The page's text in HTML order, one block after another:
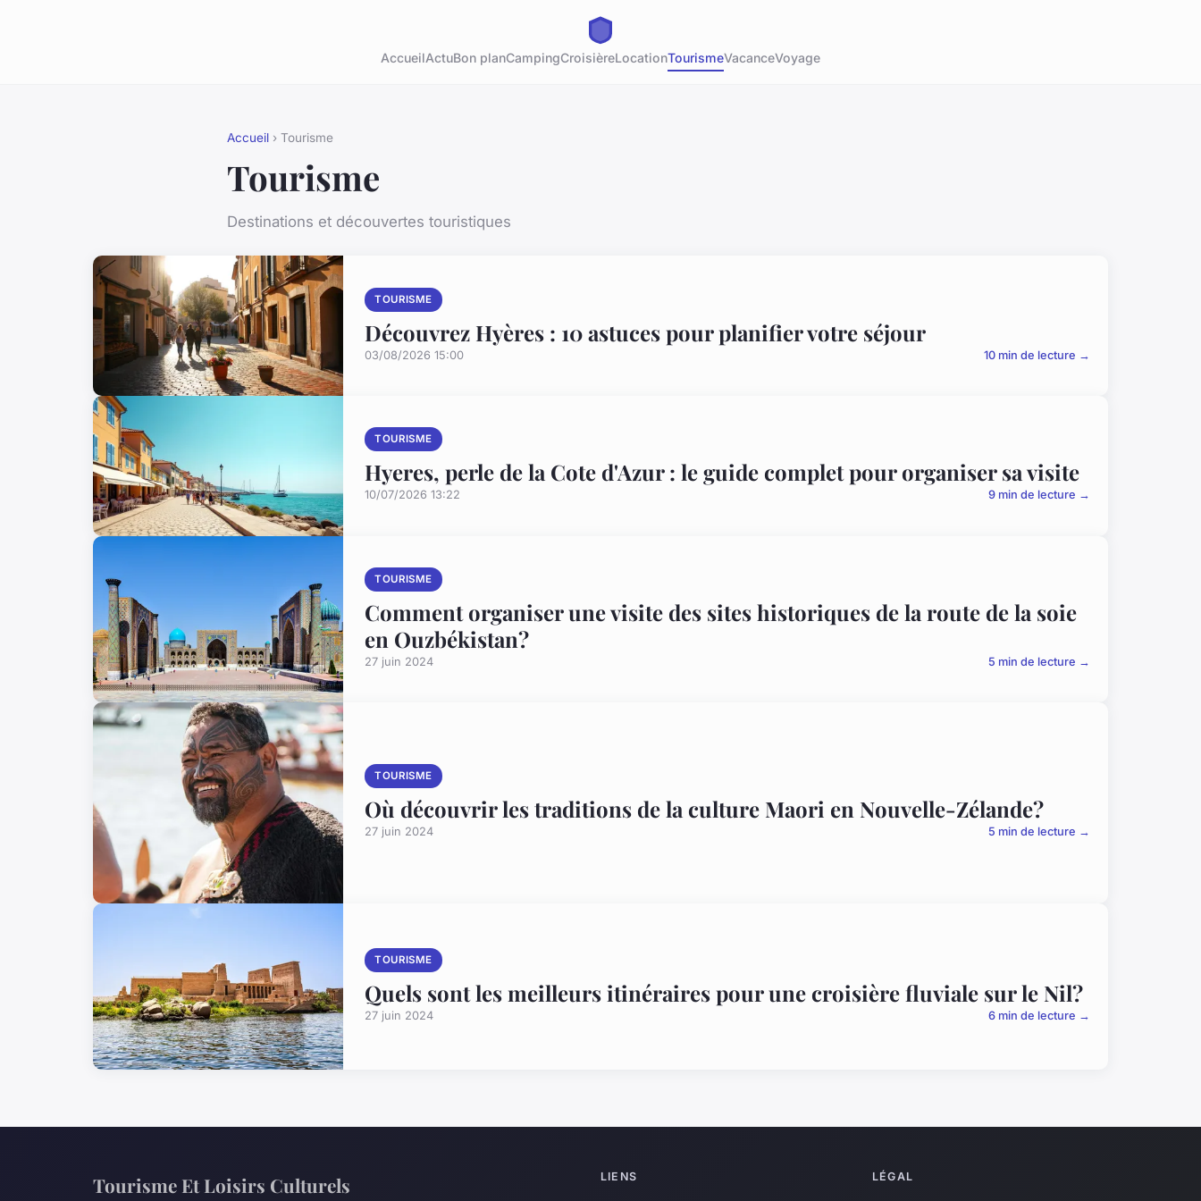
AccueilActuBon planCampingCroisièreLocationTourismeVacanceVoyage
Accueil › Tourisme
Tourisme
Destinations et découvertes touristiques
TOURISME
Découvrez Hyères : 10 astuces pour planifier votre séjour
03/08/2026 15:00 10 min de lecture →
TOURISME
Hyeres, perle de la Cote d'Azur : le guide complet pour organiser sa visite
10/07/2026 13:22 9 min de lecture →
TOURISME
Comment organiser une visite des sites historiques de la route de la soie
en Ouzbékistan?
27 juin 2024 5 min de lecture →
TOURISME
Où découvrir les traditions de la culture Maori en Nouvelle-Zélande?
27 juin 2024 5 min de lecture →
TOURISME
Quels sont les meilleurs itinéraires pour une croisière fluviale sur le Nil?
27 juin 2024 6 min de lecture →
Tourisme Et Loisirs Culturels LIENS LÉGAL